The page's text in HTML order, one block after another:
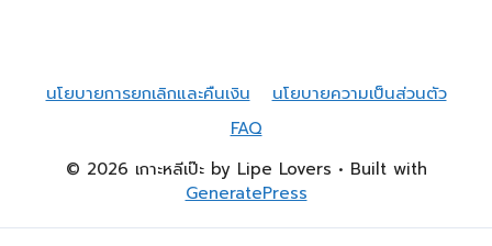
นโยบายการยกเลิกและคืนเงิน
นโยบายความเป็นส่วนตัว
FAQ
© 2026 เกาะหลีเป๊ะ by Lipe Lovers • Built with
GeneratePress